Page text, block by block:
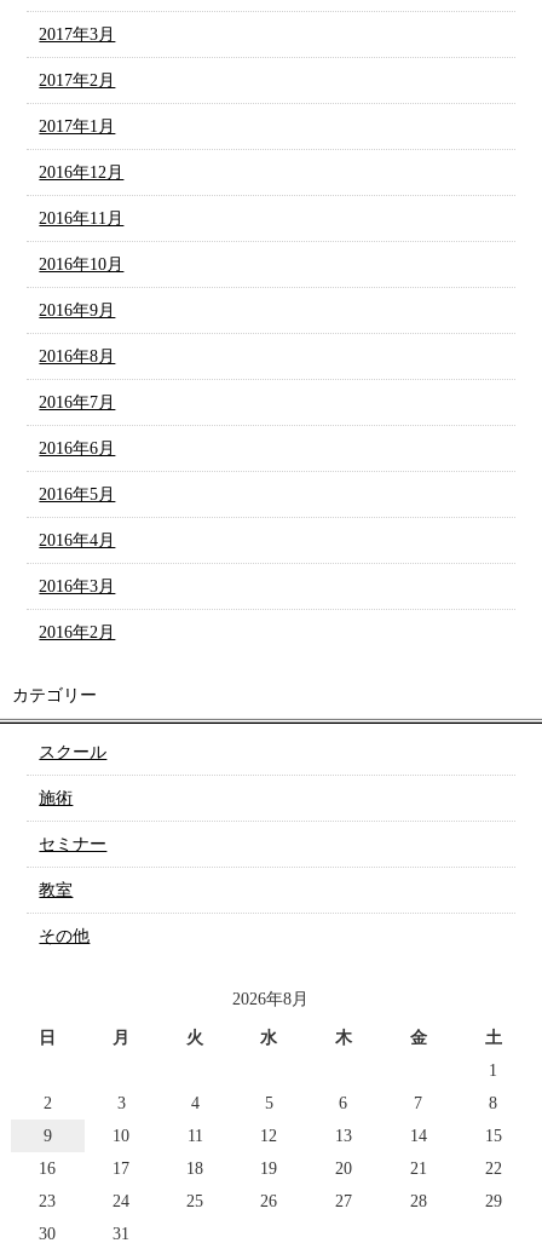
2017年3月
2017年2月
2017年1月
2016年12月
2016年11月
2016年10月
2016年9月
2016年8月
2016年7月
2016年6月
2016年5月
2016年4月
2016年3月
2016年2月
カテゴリー
スクール
施術
セミナー
教室
その他
2026年8月
日 月 火 水 木 金
土
1
2
3 4 5 6 7
8
9
10 11 12 13 14
15
16
17 18 19 20 21
22
23
24 25 26 27 28
29
30
31